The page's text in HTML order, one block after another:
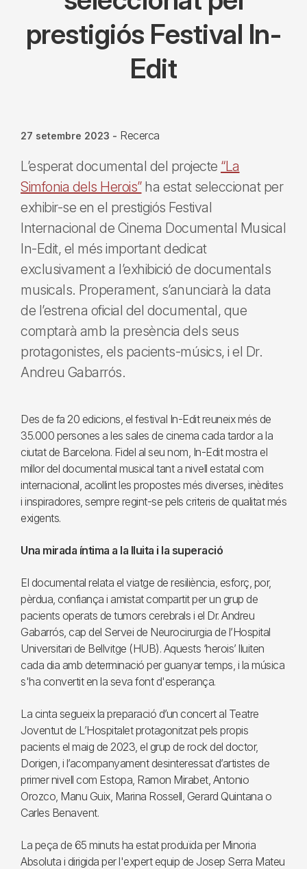
prestigiós Festival In-
Edit
27 setembre 2023 - Recerca
L’esperat documental del projecte “La
Simfonia dels Herois”ha estat seleccionat per
exhibir-se en el prestigiós Festival
Internacional de Cinema Documental Musical
In-Edit, el més important dedicat
exclusivament a l’exhibició de documentals
musicals. Properament, s’anunciarà la data
de l’estrena oficial del documental, que
comptarà amb la presència dels seus
protagonistes, els pacients-músics, i el Dr.
Andreu Gabarrós.
Des de fa 20 edicions, el festival In-Edit reuneix més de
35.000 persones a les sales de cinema cada tardor a la
ciutat de Barcelona. Fidel al seu nom, In-Edit mostra el
millor del documental musical tant a nivell estatal com
internacional, acollint les propostes més diverses, inèdites
i inspiradores, sempre regint-se pels criteris de qualitat més
exigents.
Una mirada íntima a la lluita i la superació
El documental relata el viatge de resiliència, esforç, por,
pèrdua, confiança i amistat compartit per un grup de
pacients operats de tumors cerebrals i el Dr. Andreu
Gabarrós, cap del Servei de Neurocirurgia de l’Hospital
Universitari de Bellvitge (HUB). Aquests ‘herois’ lluiten
cada dia amb determinació per guanyar temps, i la música
s'ha convertit en la seva font d'esperança.
La cinta segueix la preparació d’un concert al Teatre
Joventut de L’Hospitalet protagonitzat pels propis
pacients el maig de 2023, el grup de rock del doctor,
Dorigen, i l’acompanyament desinteressat d’artistes de
primer nivell com Estopa, Ramon Mirabet, Antonio
Orozco, Manu Guix, Marina Rossell, Gerard Quintana o
Carles Benavent.
La peça de 65 minuts ha estat produïda per Minoria
Absoluta i dirigida per l'expert equip de Josep Serra Mateu